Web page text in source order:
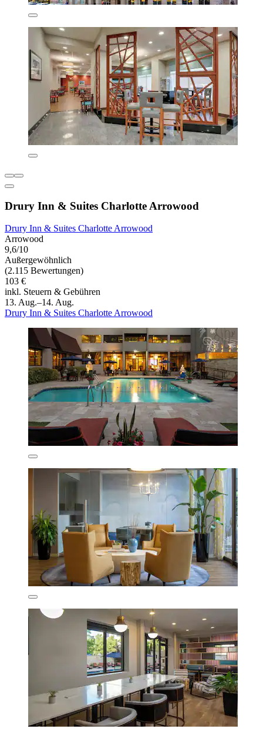
Drury Inn & Suites Charlotte Arrowood
Drury Inn & Suites Charlotte Arrowood
Arrowood
9,6/10
Außergewöhnlich
(2.115 Bewertungen)
103 €
inkl. Steuern & Gebühren
13. Aug.–14. Aug.
Drury Inn & Suites Charlotte Arrowood